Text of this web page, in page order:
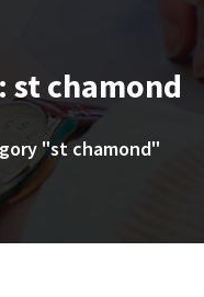
st chamond
"st chamond"